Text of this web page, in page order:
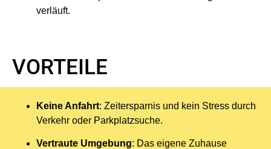
verläuft.
VORTEILE
Keine Anfahrt: Zeitersparnis und kein Stress durch
Verkehr oder Parkplatzsuche.
Vertraute Umgebung: Das eigene Zuhause